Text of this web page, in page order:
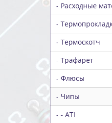
- Расходные
-
- Термоскотч
- Трафарет
- Флюсы
- Чипы
- - ATI